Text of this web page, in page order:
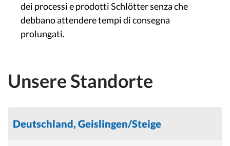
dei processi e prodotti Schlötter senza che
debbano attendere tempi di consegna
prolungati.
Unsere Standorte
Deutschland, Geislingen/Steige